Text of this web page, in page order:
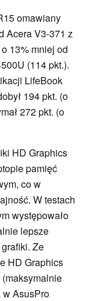
omawiany
Acera V3-371 z
13% mniej od
(114 pkt.).
LifeBook
194 pkt. (o
272 pkt. (o
HD Graphics
pamięć
co w
W testach
występowało
lepsze
Ze
HD Graphics
w AsusPro